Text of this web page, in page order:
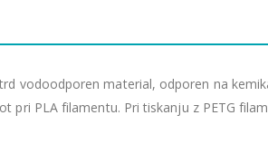
vodoodporen material, odporen na
pri PLA filamentu. Pri tiskanju z PETG